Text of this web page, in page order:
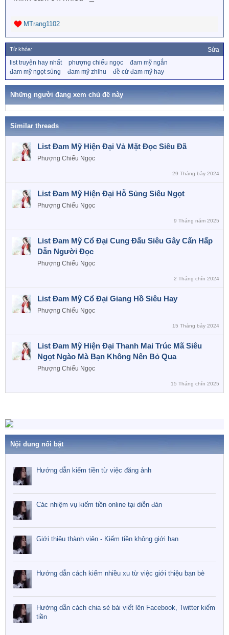
* * *
Có vũ khí nhưng dùng dở công x mỹ nhân lạnh lùng,
đẹp trai thụ
R
e
a
c
t
i
n
:
MTrang1102
Từ khóa: Sửa
h
list truyện hay nhất phượng chiếu ngọc
đam mỹ ngắn
đam mỹ ngọt sủng
đam mỹ zhihu đề cử đam mỹ hay
Những người đang xem chủ đề này
Similar threads
List Đam Mỹ Hiện Đại Vả Mặt Đọc Siêu Đã
Phượng Chiếu Ngọc
29 Tháng bảy 2024
List Đam Mỹ Hiện Đại Hỗ Sủng Siêu Ngọt
Phượng Chiếu Ngọc
9 Tháng năm 2025
List Đam Mỹ Cổ Đại Cung Đấu Siêu Gây Cấn Hấp
Dẫn Người Đọc
Phượng Chiếu Ngọc
2 Tháng chín 2024
List Đam Mỹ Cổ Đại Giang Hồ Siêu Hay
Phượng Chiếu Ngọc
15 Tháng bảy 2024
List Đam Mỹ Hiện Đại Thanh Mai Trúc Mã Siêu
Ngọt Ngào Mà Bạn Không Nên Bỏ Qua
Phượng Chiếu Ngọc
15 Tháng chín 2025
Nội dung nổi bật
Hướng dẫn kiếm tiền từ việc đăng ảnh
Các nhiệm vụ kiếm tiền online tại diễn đàn
Giới thiệu thành viên - Kiếm tiền không giới hạn
Hướng dẫn cách kiếm nhiều xu từ việc giới thiệu bạn bè
Hướng dẫn cách chia sẻ bài viết lên Facebook, Twitter kiếm
tiền